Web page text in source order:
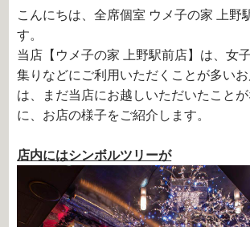
こんにちは、全席個室 ウメ子の家 上野
す。
当店【ウメ子の家 上野駅前店】は、女
集りなどにご利用いただくことが多い
は、まだ当店にお越しいただいたこと
に、お店の様子をご紹介します。
店内にはシンボルツリーが